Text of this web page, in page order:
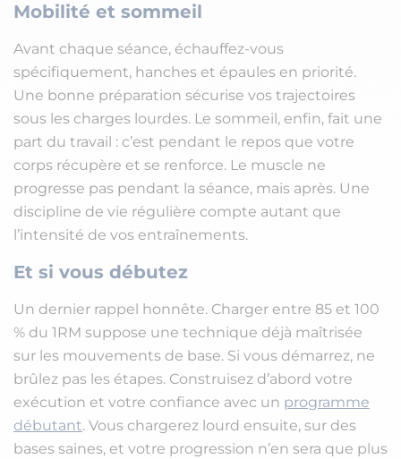
Mobilité et sommeil
Avant chaque séance, échauffez-vous
spécifiquement, hanches et épaules en priorité.
Une bonne préparation sécurise vos trajectoires
sous les charges lourdes. Le sommeil, enfin, fait une
part du travail : c’est pendant le repos que votre
corps récupère et se renforce. Le muscle ne
progresse pas pendant la séance, mais après. Une
discipline de vie régulière compte autant que
l’intensité de vos entraînements.
Et si vous débutez
Un dernier rappel honnête. Charger entre 85 et 100
% du 1RM suppose une technique déjà maîtrisée
sur les mouvements de base. Si vous démarrez, ne
brûlez pas les étapes. Construisez d’abord votre
exécution et votre confiance avec un programme
débutant. Vous chargerez lourd ensuite, sur des
bases saines, et votre progression n’en sera que plus